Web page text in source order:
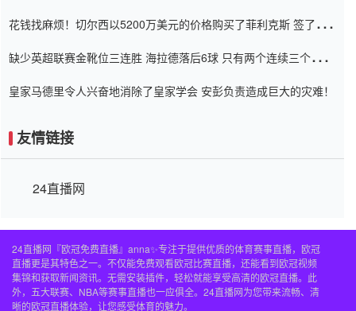
花钱找麻烦！切尔西以5200万美元的价格购买了菲利克斯 签了7年
缺少英超联赛金靴位三连胜 海拉德落后6球 只有两个连续三个连续
皇家马德里令人兴奋地消除了皇家学会 安彭负责造成巨大的灾难！
友情链接
24直播网
24直播网『欧冠免费直播』anna✨专注于提供优质的体育赛事直播，欧冠
直播更是其特色之一。不仅能免费观看欧冠比赛直播，还能看到欧冠视频
集锦和获取新闻资讯。无需安装插件，轻松就能享受高清的欧冠直播。此
外，五大联赛、NBA等赛事直播也一应俱全。24直播网为您带来流畅、清
晰的欧冠直播体验，让您感受体育的魅力。